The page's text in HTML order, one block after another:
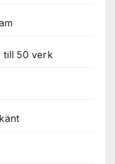
till 50 verk